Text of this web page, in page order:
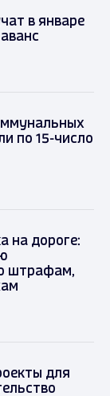
в январе
по 15-число
на дороге:
штрафам,
для